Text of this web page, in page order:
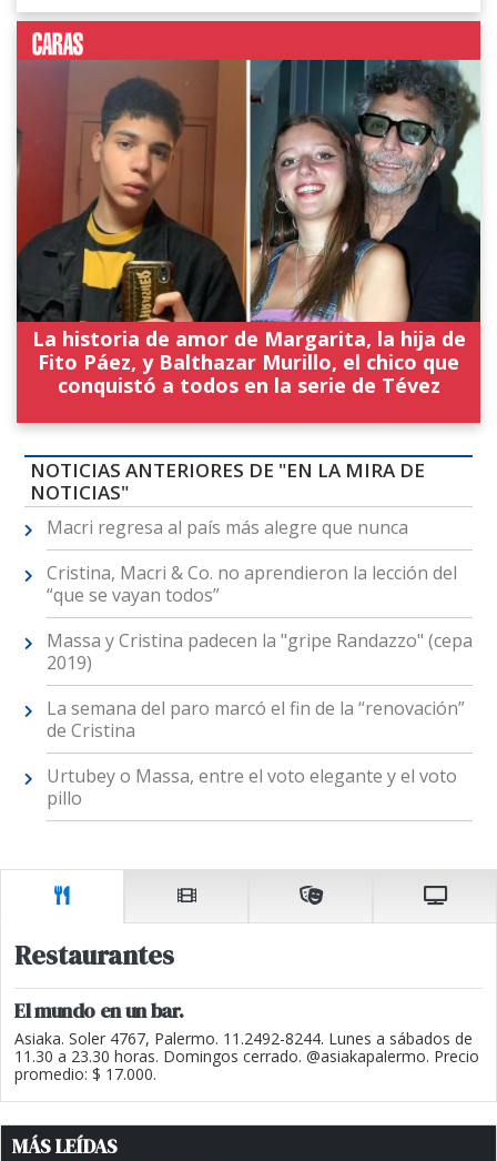
La historia de amor de Margarita, la hija de
Fito Páez, y Balthazar Murillo, el chico que
conquistó a todos en la serie de Tévez
NOTICIAS ANTERIORES DE "EN LA MIRA DE
NOTICIAS"
Macri regresa al país más alegre que nunca
Cristina, Macri & Co. no aprendieron la lección del
“que se vayan todos”
Massa y Cristina padecen la "gripe Randazzo" (cepa
2019)
La semana del paro marcó el fin de la “renovación”
de Cristina
Urtubey o Massa, entre el voto elegante y el voto
pillo
Restaurantes
El mundo en un bar.
Asiaka. Soler 4767, Palermo. 11.2492-8244. Lunes a sábados de
11.30 a 23.30 horas. Domingos cerrado. @asiakapalermo. Precio
promedio: $ 17.000.
MÁS LEÍDAS